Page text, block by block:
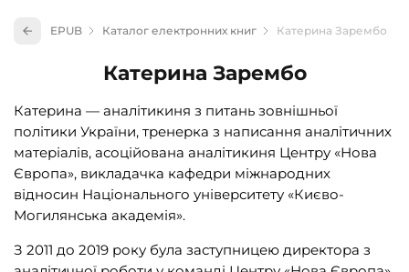
Книги для дітей (835)
Книги для підлітків (240)
Науково-популярна література (1015)
Навчальна література та посібники (527)
Енциклопедії, довідники, словники (55)
Подарункові сертифікати (1)
EPUB Каталог електронних книг Катерина Зарембо
Катерина Зарембо
Катерина — аналітикиня з питань зовнішньої
політики України, тренерка з написання аналітичних
матеріалів, асоційована аналітикиня Центру «Нова
Європа», викладачка кафедри міжнародних
відносин Національного університету «Києво-
Могилянська академія».
З 2011 до 2019 року була заступницею директора з